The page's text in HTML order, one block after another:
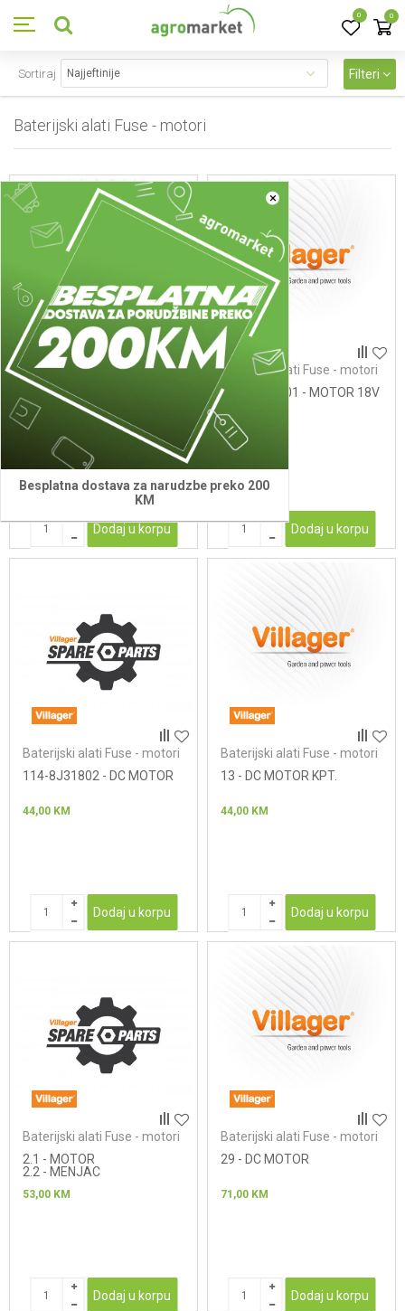
0 0
×
Besplatna dostava za narudzbe preko 200
KM
Baterijski alati Fuse - motori
Sortiraj Filteri
Baterijski alati Fuse - motori
10 - ROTOR
60,00
Dodaj u korpu
Baterijski alati Fuse - motori
114-8A11101 - MOTOR 18V
98,00
Dodaj u korpu
Baterijski alati Fuse - motori
114-8J31802 - DC MOTOR
44,00 KM
Dodaj u korpu
Baterijski alati Fuse - motori
13 - DC MOTOR KPT.
44,00 KM
Dodaj u korpu
Baterijski alati Fuse - motori
2.1 - MOTOR
2.2 - MENJAC
53,00 KM
Dodaj u korpu
Baterijski alati Fuse - motori
29 - DC MOTOR
71,00 KM
Dodaj u korpu